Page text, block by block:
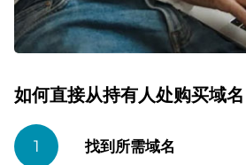
如何直接从持有人处购买域名
1 找到所需域名